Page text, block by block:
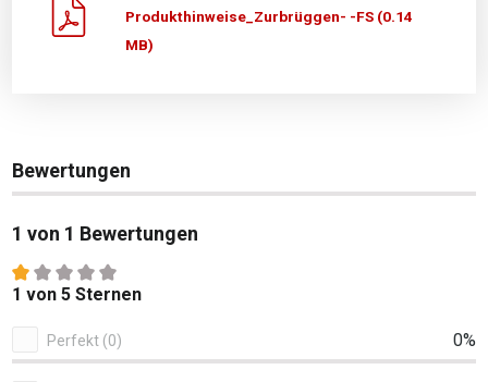
Produkthinweise_Zurbrüggen- -FS (0.14
MB)
Bewertungen
1 von 1 Bewertungen
Durchschnittliche Bewertung von 1 von 5 Sternen
1 von 5 Sternen
1 von 1 Bewertungen
Perfekt (0) 0%